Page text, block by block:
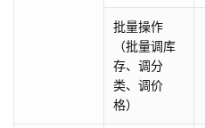
批量操作
（批量调库
存、调分
类、调价
格）